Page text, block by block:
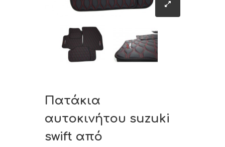
Πατάκια
αυτοκινήτου suzuki
swift από